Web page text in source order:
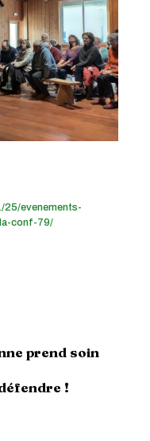
evenements-
conf-79/
prend soin
!